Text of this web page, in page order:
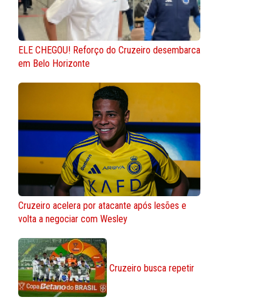
ELE CHEGOU! Reforço do Cruzeiro desembarca
em Belo Horizonte
Cruzeiro acelera por atacante após lesões e
volta a negociar com Wesley
Cruzeiro busca repetir